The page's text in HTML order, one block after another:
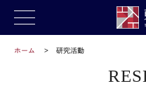
ホーム 研究活動